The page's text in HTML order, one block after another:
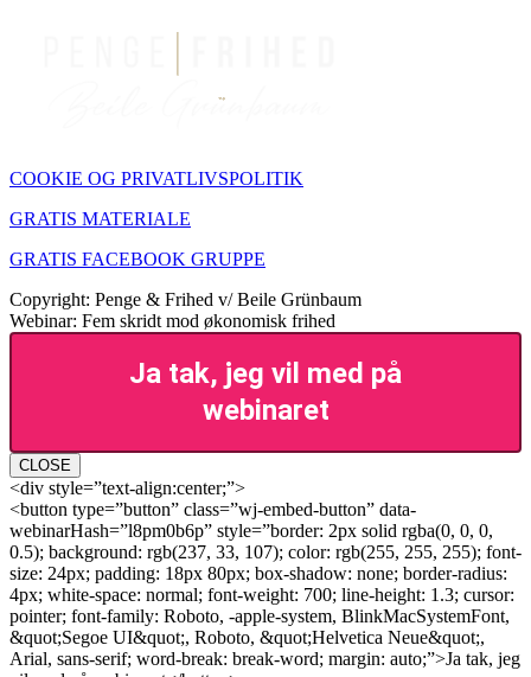
COOKIE OG PRIVATLIVSPOLITIK
GRATIS MATERIALE
GRATIS FACEBOOK GRUPPE
Copyright: Penge & Frihed v/ Beile Grünbaum
Webinar: Fem skridt mod økonomisk frihed
Ja tak, jeg vil med på
webinaret
CLOSE
<div style=”text-align:center;”>
<button type=”button” class=”wj-embed-button” data-
webinarHash=”l8pm0b6p” style=”border: 2px solid rgba(0, 0, 0,
0.5); background: rgb(237, 33, 107); color: rgb(255, 255, 255); font-
size: 24px; padding: 18px 80px; box-shadow: none; border-radius:
4px; white-space: normal; font-weight: 700; line-height: 1.3; cursor:
pointer; font-family: Roboto, -apple-system, BlinkMacSystemFont,
&quot;Segoe UI&quot;, Roboto, &quot;Helvetica Neue&quot;,
Arial, sans-serif; word-break: break-word; margin: auto;”>Ja tak, jeg